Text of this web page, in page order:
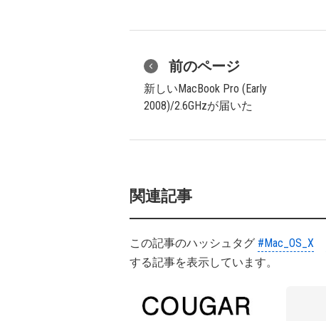
前のページ
新しいMacBook Pro (Early
2008)/2.6GHzが届いた
関連記事
この記事のハッシュタグ #Mac_OS_X
する記事を表示しています。